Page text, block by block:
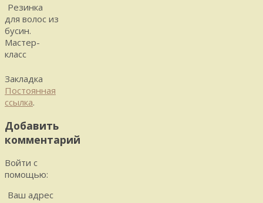
Резинка
для волос из
бусин.
Мастер-
класс
Закладка
Постоянная
ссылка.
Добавить
комментарий
Войти с
помощью:
Ваш адрес